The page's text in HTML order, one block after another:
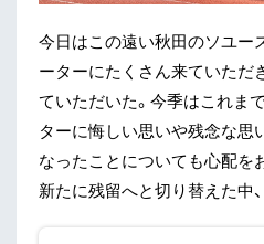
今日はこの遠い秋田のソユー
ーターにたくさん来ていただ
ていただいた。今季はこれま
ターに悔しい思いや残念な思
なったことについても心配を
新たに残留へと切り替えた中、・